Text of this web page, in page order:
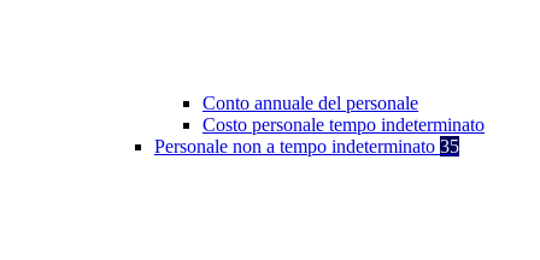
Conto annuale del personale
Costo personale tempo indeterminato
Personale non a tempo indeterminato 35